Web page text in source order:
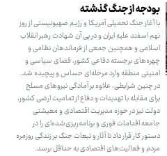
بودجه از جنگ گذشته
با آغاز جنگ تحمیلی آمریکا و رژیم صهیونیستی از روز
نهم اسفند علیه ایران و در پی آن شهادت رهبر انقلاب
اسلامی و همچنین جمعی از فرماندهان نظامی و
چهره‌های برجسته دفاعی کشور، فضای سیاسی و
امنیتی منطقه وارد مرحله‌ای حساس و پیچیده شد.
در چنین شرایطی، علاوه بر آمادگی نیروهای مسلح
برای مقابله با تهدیدات و دفاع از تمامیت ارضی کشور،
دولت نیز در حوزه مدیریت اقتصادی و معیشتی
جامعه اقدامات فوری و برنامه‌ریزی‌شده‌ای را در
دستور کار قرار داد تا آثار و تبعات جنگ بر زندگی روزمره
مردم و فعالیت‌های اقتصادی به حداقل برسد.